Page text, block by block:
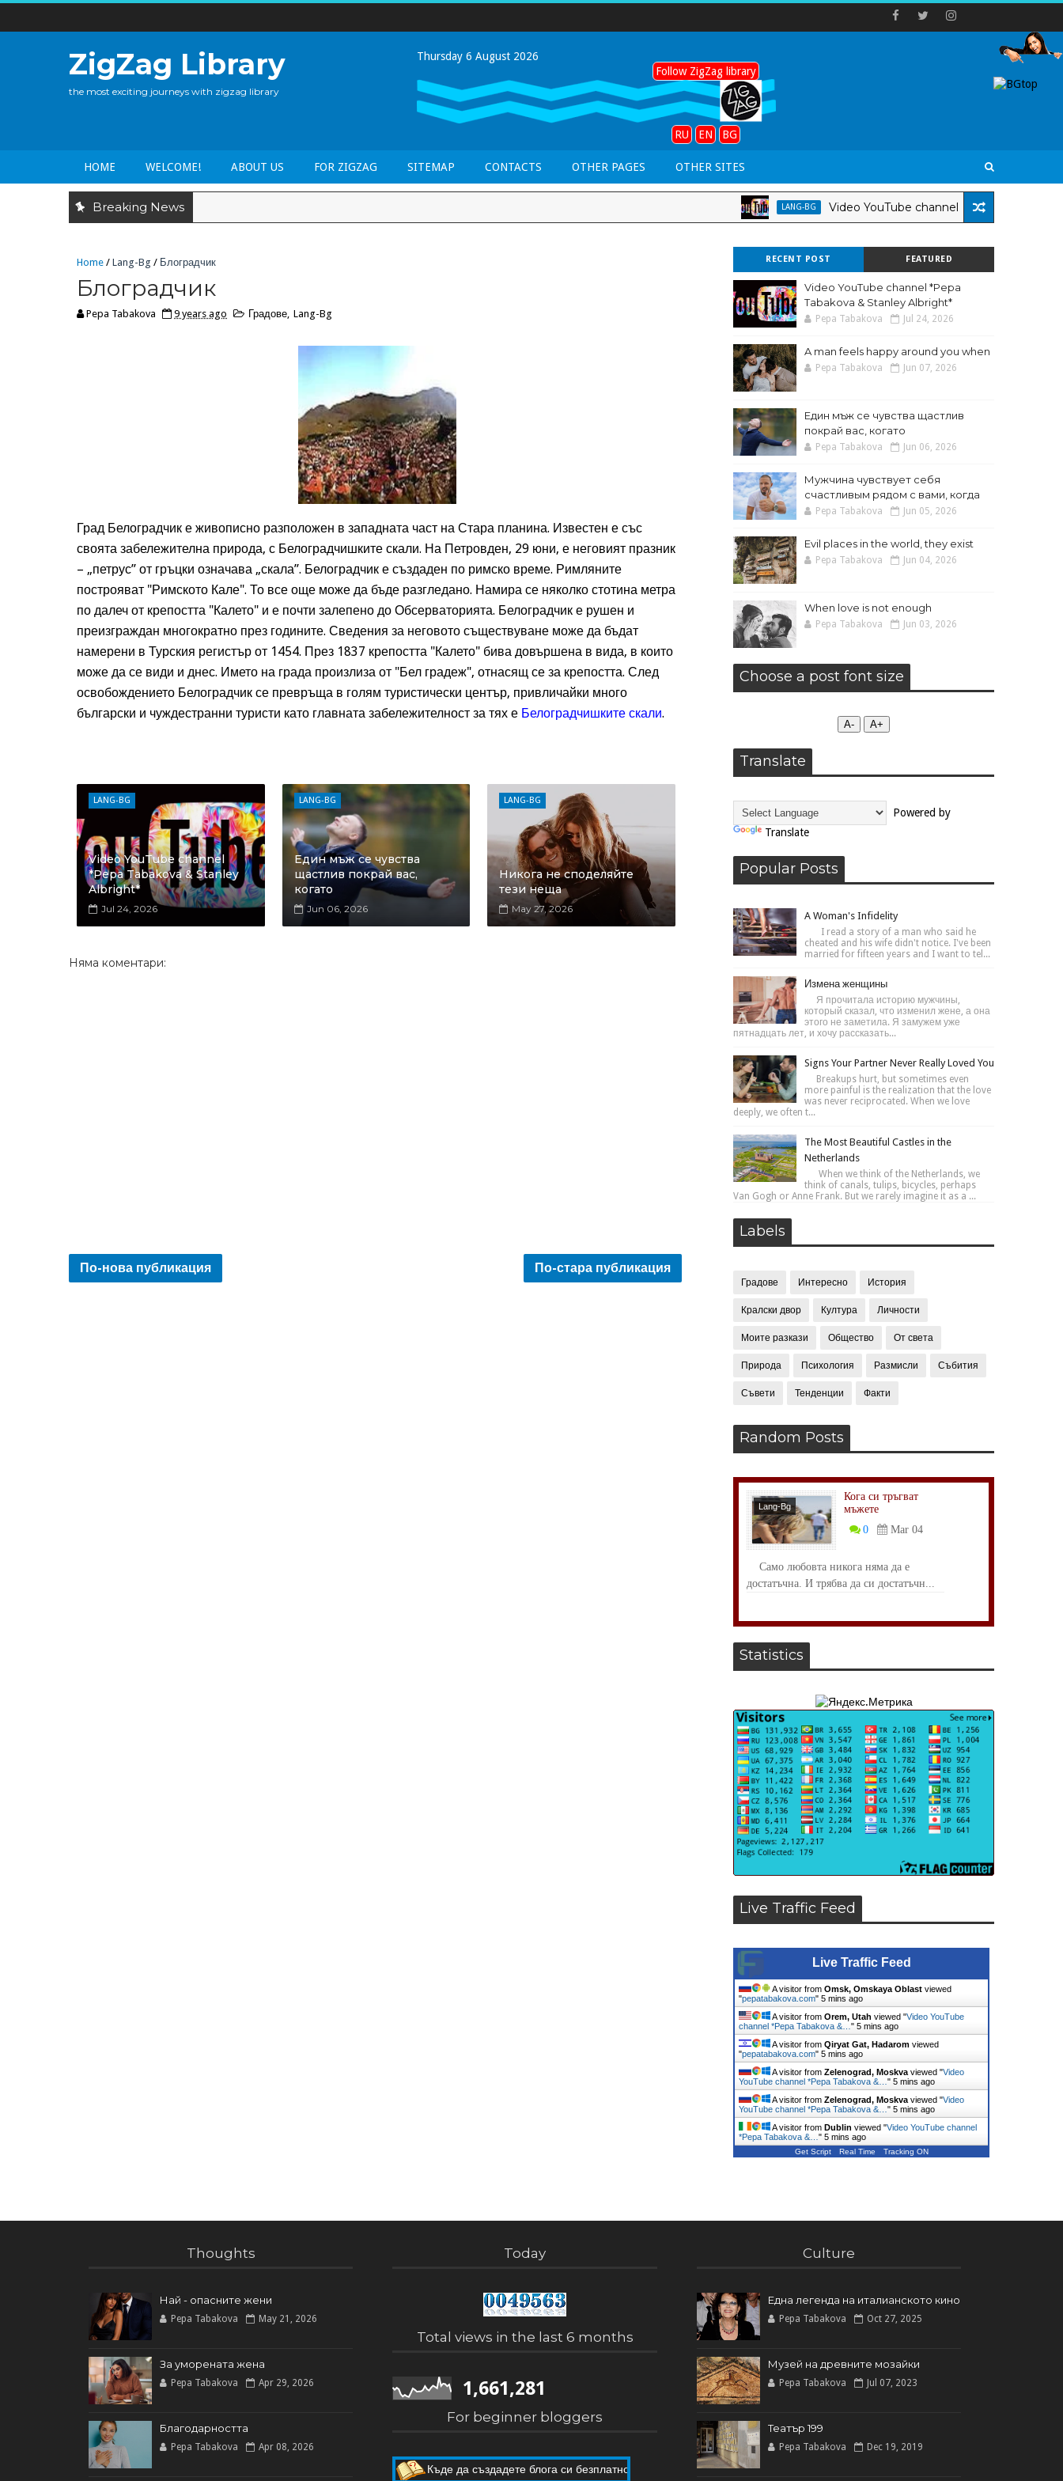
ZigZag Library
the most exciting journeys with zigzag library
Thursday 6 August 2026
Follow ZigZag library
RU EN BG
HOME WELCOME! ABOUT US FOR ZIGZAG SITEMAP CONTACTS OTHER PAGES OTHER SITES
Breaking News LANG-BG Video YouTube channel *Pepa Tabakova &
Home / Lang-Bg / Блоградчик
Блоградчик
Pepa Tabakova 9 years ago Градове, Lang-Bg
Град Белоградчик е живописно разположен в западната част на Стара планина. Известен е със
своята забележителна природа, с Белоградчишките скали. На Петровден, 29 юни, е неговият празник
– „петрус” от гръцки означава „скала”. Белоградчик е създаден по римско време. Римляните
построяват "Римското Кале". То все още може да бъде разгледано. Намира се няколко стотина метра
по далеч от крепостта "Калето" и е почти залепено до Обсерваторията. Белоградчик е рушен и
преизграждан многократно през годините. Сведения за неговото съществуване може да бъдат
намерени в Турския регистър от 1454. През 1837 крепостта "Калето" бива довършена в вида, в които
може да се види и днес. Името на града произлиза от "Бел градеж", отнасящ се за крепостта. След
освобождението Белоградчик се превръща в голям туристически център, привличайки много
български и чуждестранни туристи като главната забележителност за тях е Белоградчишките скали.
LANG-BG
Video YouTube channel
*Pepa Tabakova & Stanley
Albright*
Jul 24, 2026
LANG-BG
Един мъж се чувства
щастлив покрай вас,
когато
Jun 06, 2026
LANG-BG
Никога не споделяйте
тези неща
May 27, 2026
Няма коментари:
По-нова публикация По-стара публикация
RECENT POST FEATURED
Video YouTube channel *Pepa
Tabakova & Stanley Albright*
Pepa Tabakova Jul 24, 2026
A man feels happy around you when
Pepa Tabakova Jun 07, 2026
Един мъж се чувства щастлив
покрай вас, когато
Pepa Tabakova Jun 06, 2026
Мужчина чувствует себя
счастливым рядом с вами, когда
Pepa Tabakova Jun 05, 2026
Evil places in the world, they exist
Pepa Tabakova Jun 04, 2026
When love is not enough
Pepa Tabakova Jun 03, 2026
Choose a post font size
А- А+
Translate
Powered by
Translate
Popular Posts
A Woman's Infidelity
I read a story of a man who said he
cheated and his wife didn't notice. I've been
married for fifteen years and I want to tel...
Измена женщины
Я прочитала историю мужчины,
который сказал, что изменил жене, а она
этого не заметила. Я замужем уже
пятнадцать лет, и хочу рассказать...
Signs Your Partner Never Really Loved You
Breakups hurt, but sometimes even
more painful is the realization that the love
was never reciprocated. When we love
deeply, we often t...
The Most Beautiful Castles in the
Netherlands
When we think of the Netherlands, we
think of canals, tulips, bicycles, perhaps
Van Gogh or Anne Frank. But we rarely imagine it as a ...
Labels
Градове Интересно История
Кралски двор Култура Личности
Моите разкази Общество От света
Природа Психология Размисли Събития
Съвети Тенденции Факти
Random Posts
Lang-Bg
Психология
Кога си тръгват
мъжете
0
Mar 04
Само любовта никога няма да е
достатъчна. И трябва да си достатъчн...
Statistics
Live Traffic Feed
Live Traffic Feed
A visitor from Omsk, Omskaya Oblast viewed
"pepatabakova.com" 5 mins ago
A visitor from Orem, Utah viewed "Video YouTube
channel *Pepa Tabakova &… " 5 mins ago
A visitor from Qiryat Gat, Hadarom viewed
"pepatabakova.com" 5 mins ago
A visitor from Zelenograd, Moskva viewed "Video
YouTube channel *Pepa Tabakova &… " 5 mins ago
A visitor from Zelenograd, Moskva viewed "Video
YouTube channel *Pepa Tabakova &… " 5 mins ago
A visitor from Dublin viewed "Video YouTube channel
*Pepa Tabakova &… " 5 mins ago
Get Script Real Time Tracking ON
Thoughts
Най - опасните жени
Pepa Tabakova May 21, 2026
За уморената жена
Pepa Tabakova Apr 29, 2026
Благодарността
Pepa Tabakova Apr 08, 2026
Today
Total views in the last 6 months
1,661,281
For beginner bloggers
Къде да създадете блога си безплатно
Culture
Една легенда на италианското кинo
Pepa Tabakova Oct 27, 2025
Музей на древните мозайки
Pepa Tabakova Jul 07, 2023
Театър 199
Pepa Tabakova Dec 19, 2019